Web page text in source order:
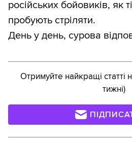
російських бойовиків, як
пробують стріляти.
День у день, сурова
Отримуйте найкращі статті
тижні)